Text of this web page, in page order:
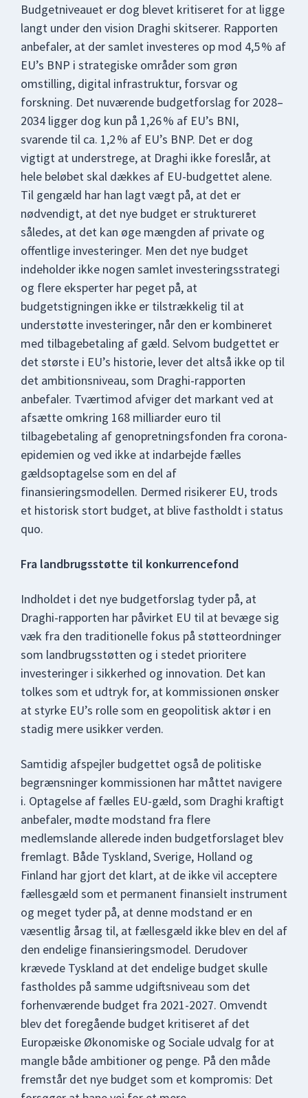
Budgetniveauet er dog blevet kritiseret for at ligge
langt under den vision Draghi skitserer. Rapporten
anbefaler, at der samlet investeres op mod 4,5 % af
EU’s BNP i strategiske områder som grøn
omstilling, digital infrastruktur, forsvar og
forskning. Det nuværende budgetforslag for 2028–
2034 ligger dog kun på 1,26 % af EU’s BNI,
svarende til ca. 1,2 % af EU’s BNP. Det er dog
vigtigt at understrege, at Draghi ikke foreslår, at
hele beløbet skal dækkes af EU-budgettet alene.
Til gengæld har han lagt vægt på, at det er
nødvendigt, at det nye budget er struktureret
således, at det kan øge mængden af private og
offentlige investeringer. Men det nye budget
indeholder ikke nogen samlet investeringsstrategi
og flere eksperter har peget på, at
budgetstigningen ikke er tilstrækkelig til at
understøtte investeringer, når den er kombineret
med tilbagebetaling af gæld. Selvom budgettet er
det største i EU’s historie, lever det altså ikke op til
det ambitionsniveau, som Draghi-rapporten
anbefaler. Tværtimod afviger det markant ved at
afsætte omkring 168 milliarder euro til
tilbagebetaling af genopretningsfonden fra corona-
epidemien og ved ikke at indarbejde fælles
gældsoptagelse som en del af
finansieringsmodellen. Dermed risikerer EU, trods
et historisk stort budget, at blive fastholdt i status
quo.
Fra landbrugsstøtte til konkurrencefond
Indholdet i det nye budgetforslag tyder på, at
Draghi-rapporten har påvirket EU til at bevæge sig
væk fra den traditionelle fokus på støtteordninger
som landbrugsstøtten og i stedet prioritere
investeringer i sikkerhed og innovation. Det kan
tolkes som et udtryk for, at kommissionen ønsker
at styrke EU’s rolle som en geopolitisk aktør i en
stadig mere usikker verden.
Samtidig afspejler budgettet også de politiske
begrænsninger kommissionen har måttet navigere
i. Optagelse af fælles EU-gæld, som Draghi kraftigt
anbefaler, mødte modstand fra flere
medlemslande allerede inden budgetforslaget blev
fremlagt. Både Tyskland, Sverige, Holland og
Finland har gjort det klart, at de ikke vil acceptere
fællesgæld som et permanent finansielt instrument
og meget tyder på, at denne modstand er en
væsentlig årsag til, at fællesgæld ikke blev en del af
den endelige finansieringsmodel. Derudover
krævede Tyskland at det endelige budget skulle
fastholdes på samme udgiftsniveau som det
forhenværende budget fra 2021-2027. Omvendt
blev det foregående budget kritiseret af det
Europæiske Økonomiske og Sociale udvalg for at
mangle både ambitioner og penge. På den måde
fremstår det nye budget som et kompromis: Det